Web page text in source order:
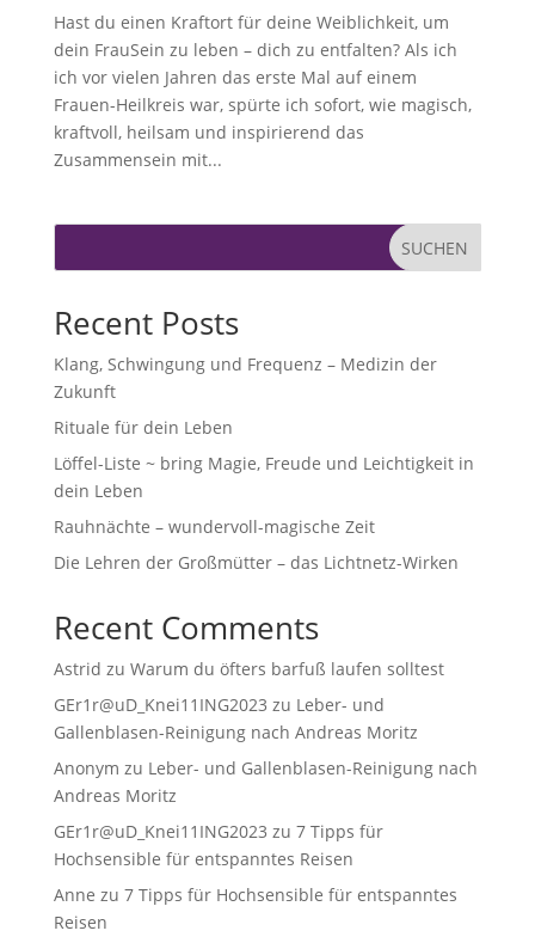
Hast du einen Kraftort für deine Weiblichkeit, um
dein FrauSein zu leben – dich zu entfalten? Als ich
ich vor vielen Jahren das erste Mal auf einem
Frauen-Heilkreis war, spürte ich sofort, wie magisch,
kraftvoll, heilsam und inspirierend das
Zusammensein mit...
SUCHEN
Recent Posts
Klang, Schwingung und Frequenz – Medizin der
Zukunft
Rituale für dein Leben
Löffel-Liste ~ bring Magie, Freude und Leichtigkeit in
dein Leben
Rauhnächte – wundervoll-magische Zeit
Die Lehren der Großmütter – das Lichtnetz-Wirken
Recent Comments
Astrid zu Warum du öfters barfuß laufen solltest
GEr1r@uD_Knei11ING2023 zu Leber- und
Gallenblasen-Reinigung nach Andreas Moritz
Anonym zu Leber- und Gallenblasen-Reinigung nach
Andreas Moritz
GEr1r@uD_Knei11ING2023 zu 7 Tipps für
Hochsensible für entspanntes Reisen
Anne zu 7 Tipps für Hochsensible für entspanntes
Reisen